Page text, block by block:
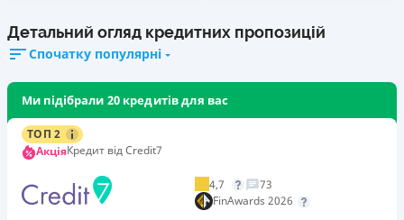
Детальний огляд кредитних пропозицій
Спочатку популярні
Ми підібрали 20 кредитів для вас
ТОП 2
АкціяКредит від Credit7
4,7
73
FinAwards 2026